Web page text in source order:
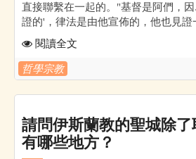
直接聯繫在一起的。"基督是阿們，
證的'，律法是由他宣佈的，他也見證
閱讀全文
哲學宗教
請問伊斯蘭教的聖城除
有哪些地方？